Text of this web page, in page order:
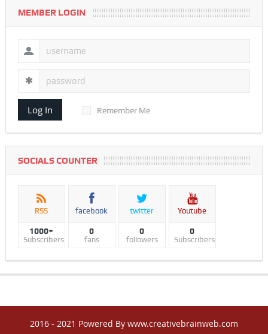
MEMBER LOGIN
Log In Remember Me
SOCIALS COUNTER
RSS
1000+
Subscribers
facebook
0
fans
twitter
0
followers
Youtube
0
Subscribers
2016 - 2021 Powered By www.creativebrainweb.com